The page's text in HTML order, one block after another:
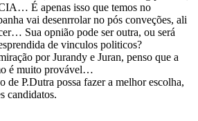
É apenas isso que temos no
vai desenrrolar no pós conveções, ali
Sua opnião pode ser outra, ou será
de vinculos politicos?
por Jurandy e Juran, penso que a
é muito provável…
de P.Dutra possa fazer a melhor escolha,
candidatos.